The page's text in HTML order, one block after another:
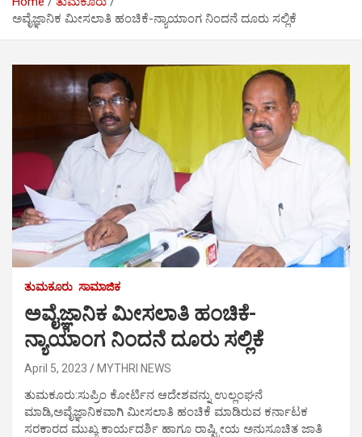
ಅವೈಜ್ಞಾನಿಕ ಮೀಸಲಾತಿ ಹಂಚಿಕೆ-ನ್ಯಾಯಾಂಗ ನಿಂದನೆ ದೂರು ಸಲ್ಲಿಕೆ
ತುಮಕೂರು ಸಾಮಾಜಿಕ
ಅವೈಜ್ಞಾನಿಕ ಮೀಸಲಾತಿ ಹಂಚಿಕೆ-
ನ್ಯಾಯಾಂಗ ನಿಂದನೆ ದೂರು ಸಲ್ಲಿಕೆ
April 5, 2023 MYTHRI NEWS
ತುಮಕೂರು:ಸುಪ್ರಿಂ ಕೋರ್ಟಿನ ಆದೇಶವನ್ನು ಉಲ್ಲಂಘನೆ
ಮಾಡಿ,ಅವೈಜ್ಞಾನಿಕವಾಗಿ ಮೀಸಲಾತಿ ಹಂಚಿಕೆ ಮಾಡಿರುವ ಕರ್ನಾಟಕ
ಸರಕಾರದ ಮುಖ್ಯ ಕಾರ್ಯದರ್ಶಿ ಹಾಗೂ ರಾಷ್ಟ್ರೀಯ ಅನುಸೂಚಿತ ಜಾತಿ